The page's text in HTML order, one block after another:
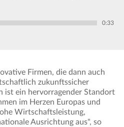
0:33
Firmen, die dann auch
zukunftssicher
ist ein hervorragender Standort
im Herzen Europas und
Wirtschaftsleistung,
Ausrichtung aus", so